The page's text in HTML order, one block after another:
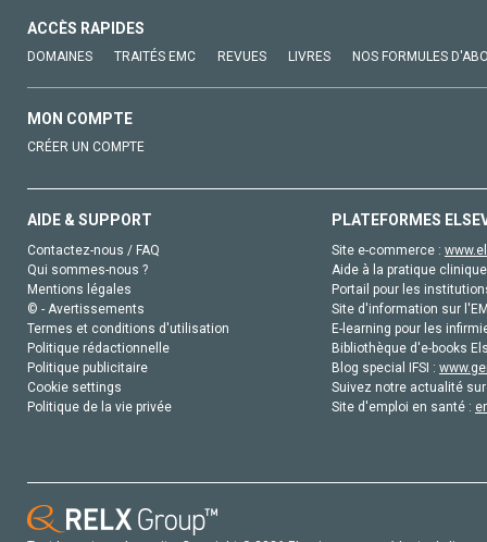
ACCÈS RAPIDES
DOMAINES TRAITÉS EMC REVUES LIVRES NOS FORMULES
MON COMPTE
CRÉER UN COMPTE
AIDE & SUPPORT
Contactez-nous / FAQ
Qui sommes-nous ?
Mentions légales
© - Avertissements
Termes et conditions d'utilisation
Politique rédactionnelle
Politique publicitaire
Cookie settings
Politique de la vie privée
PLATEFORMES
Site e-commerce :
Aide à la pratique
Portail pour les
Site d'information sur
E-learning pour les
Bibliothèque d'e-books
Blog special IFSI :
Suivez notre actualité
Site d'emploi en santé :